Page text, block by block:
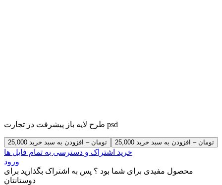
طرح لایه باز پیشرفت در تجارت psd
25,000 تومان – افزودن به سبد خرید
خرید اشتراک و دسترسی به تمام فایل ها
ورود
محصول مفیدی برای شما بود ؟ پس به اشتراک بگذارید برای
دوستانتان